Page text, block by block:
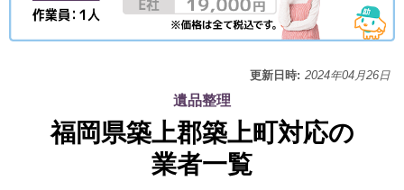
更新日時: 2024年04月26日
遺品整理
福岡県築上郡築上町対応の
業者一覧